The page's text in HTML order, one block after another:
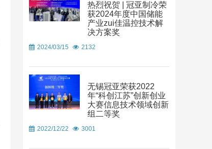
热烈祝贺 | 冠亚制冷荣
获2024年度中国储能
产业zui佳温控技术解
决方案奖
2024/03/15 2132
无锡冠亚荣获2022
年“科创江苏”创新创业
大赛信息技术领域创新
组二等奖
2022/12/22 3001